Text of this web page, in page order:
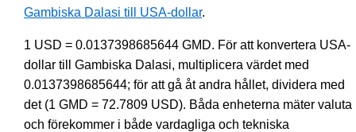
Gambiska Dalasi till USA-dollar.
1 USD = 0.0137398685644 GMD. För att konvertera USA-
dollar till Gambiska Dalasi, multiplicera värdet med
0.0137398685644; för att gå åt andra hållet, dividera med
det (1 GMD = 72.7809 USD). Båda enheterna mäter valuta
och förekommer i både vardagliga och tekniska